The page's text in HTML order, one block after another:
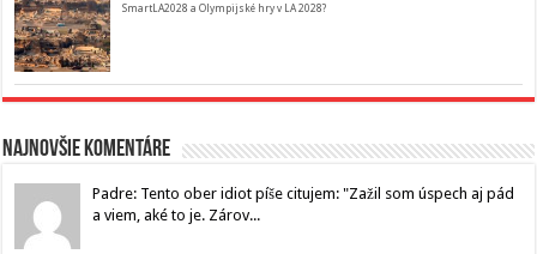
SmartLA2028 a Olympijské hry v LA 2028?
Najnovšie komentáre
Padre: Tento ober idiot píše citujem: "Zažil som úspech aj pád
a viem, aké to je. Zárov...